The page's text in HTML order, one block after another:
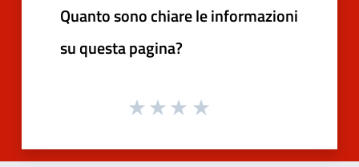
Quanto sono chiare le informazioni
su questa pagina?